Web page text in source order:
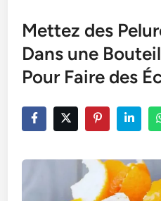
Mettez des
Dans une
Pour Faire des